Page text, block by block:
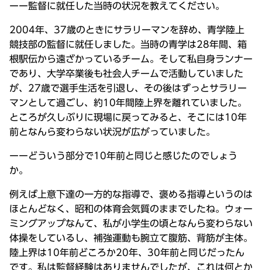
ーー監督に就任した当時の状況を教えてください。
2004年、37歳のときにサラリーマンを辞め、青学陸上
競技部の監督に就任しました。当時の青学は28年間、箱
根駅伝から遠ざかっているチーム。そして私自身ランナー
であり、大学卒業後も社会人チームで活動していました
が、27歳で選手生活を引退し、その後はずっとサラリー
マンとして過ごし、約10年間陸上界を離れていました。
ところが久しぶりに現場に戻ってみると、そこには10年
前となんら変わらない状況が広がっていました。
ーーどういう部分で10年前と同じと感じたのでしょう
か。
例えば上意下達の一方的な指導で、褒める指導というのは
ほとんどなく、昭和の体育会気質のままでしたね。ウォー
ミングアップなんて、私が小学生の頃となんら変わらない
体操をしているし、補強運動も腕立て腹筋、背筋が主体。
陸上界は10年前どころか20年、30年前と同じだったん
です。私は監督経験はありませんでしたが、これは何とか